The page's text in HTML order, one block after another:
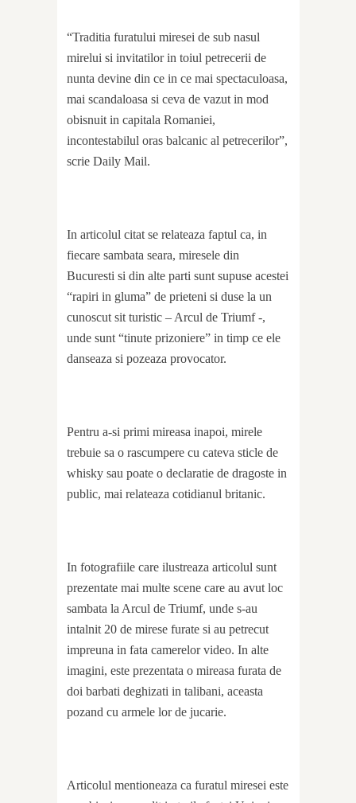
“Traditia furatului miresei de sub nasul
mirelui si invitatilor in toiul petrecerii de
nunta devine din ce in ce mai spectaculoasa,
mai scandaloasa si ceva de vazut in mod
obisnuit in capitala Romaniei,
incontestabilul oras balcanic al petrecerilor”,
scrie Daily Mail.
In articolul citat se relateaza faptul ca, in
fiecare sambata seara, miresele din
Bucuresti si din alte parti sunt supuse acestei
“rapiri in gluma” de prieteni si duse la un
cunoscut sit turistic – Arcul de Triumf -,
unde sunt “tinute prizoniere” in timp ce ele
danseaza si pozeaza provocator.
Pentru a-si primi mireasa inapoi, mirele
trebuie sa o rascumpere cu cateva sticle de
whisky sau poate o declaratie de dragoste in
public, mai relateaza cotidianul britanic.
In fotografiile care ilustreaza articolul sunt
prezentate mai multe scene care au avut loc
sambata la Arcul de Triumf, unde s-au
intalnit 20 de mirese furate si au petrecut
impreuna in fata camerelor video. In alte
imagini, este prezentata o mireasa furata de
doi barbati deghizati in talibani, aceasta
pozand cu armele lor de jucarie.
Articolul mentioneaza ca furatul miresei este